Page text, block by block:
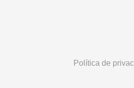
Política de